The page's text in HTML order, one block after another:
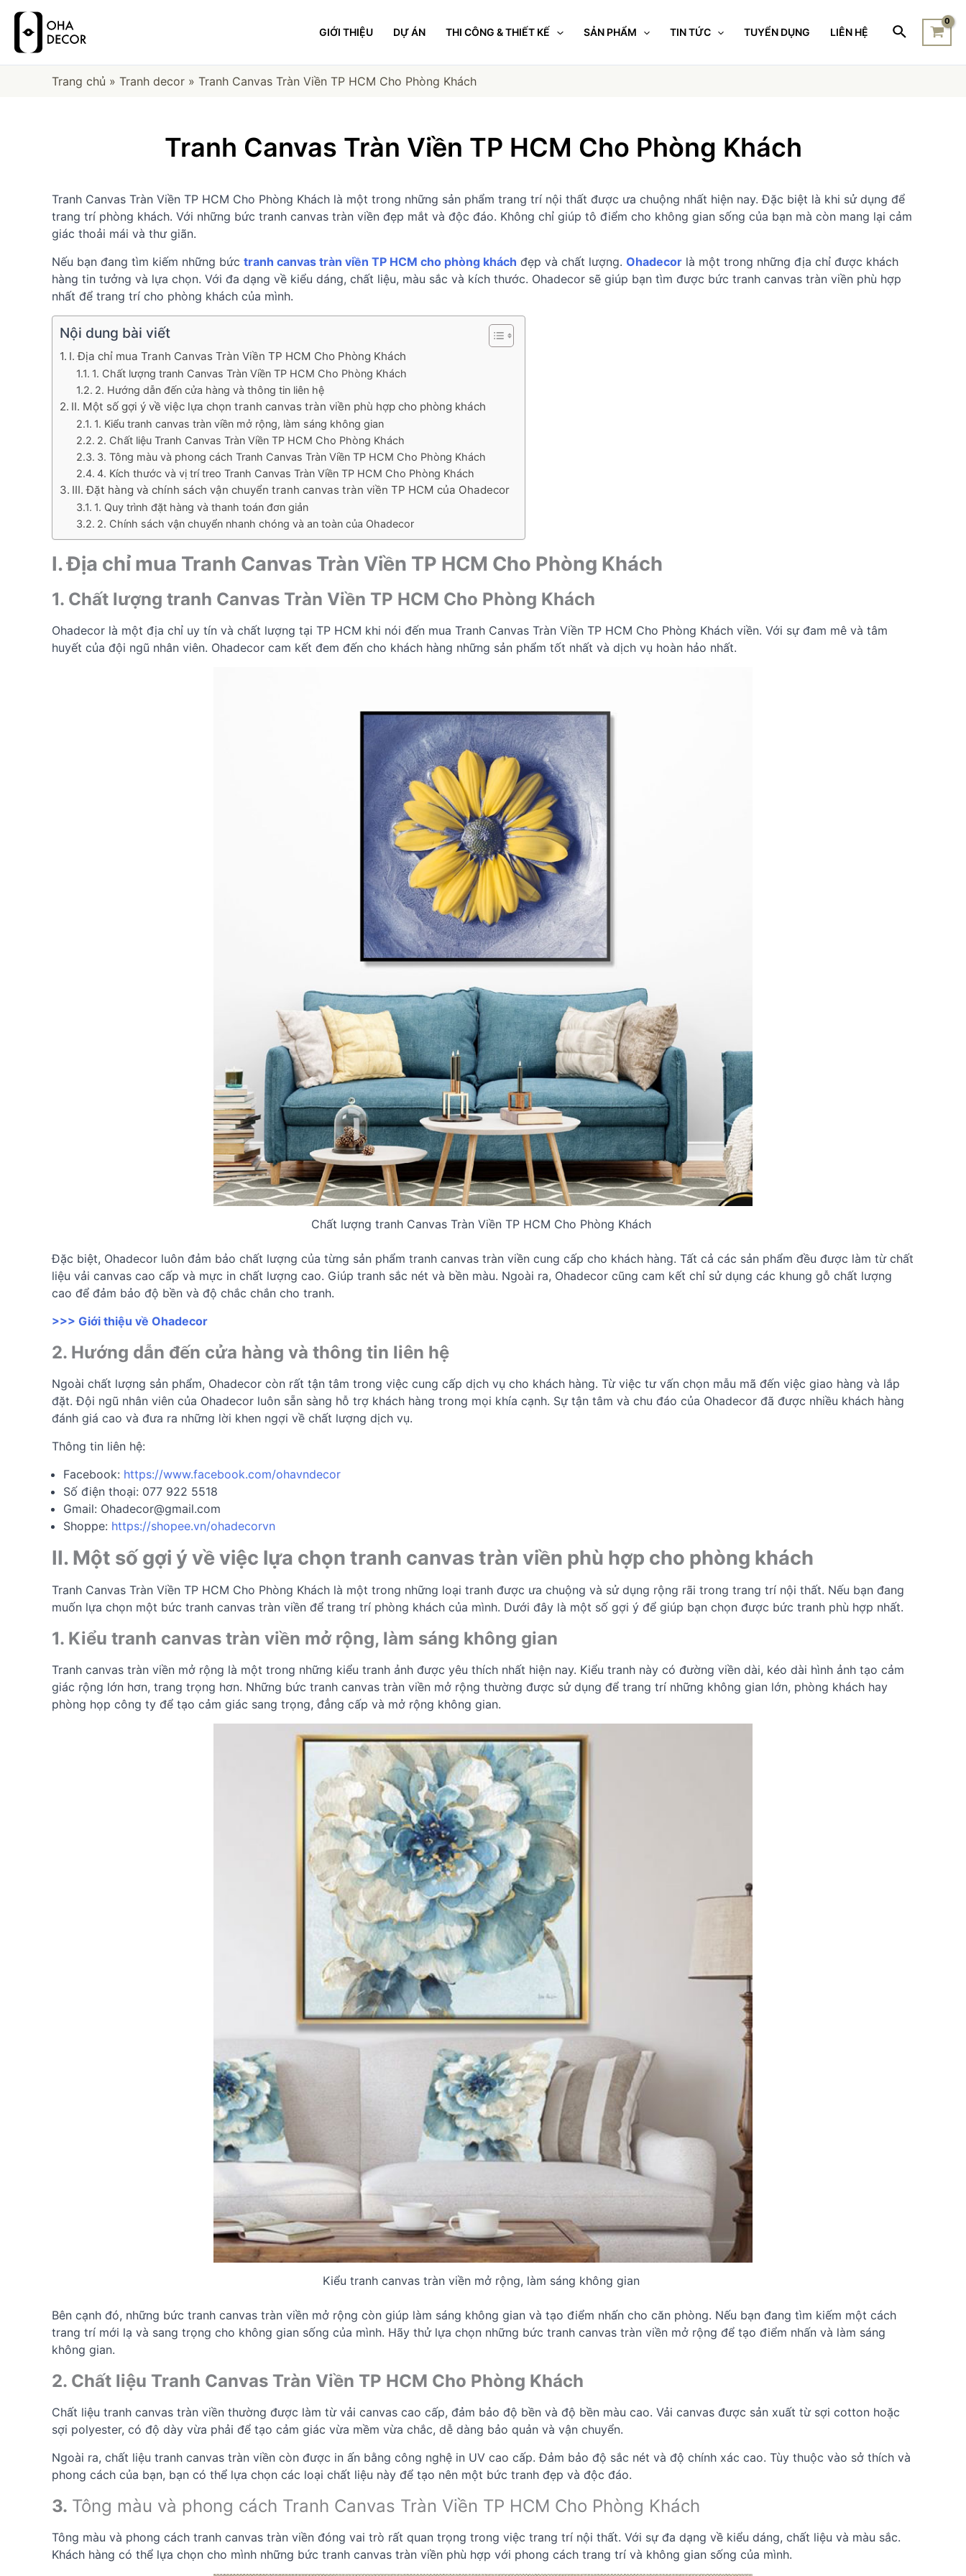
GIỚI THIỆU DỰ ÁN THI CÔNG & THIẾT KẾ SẢN PHẨM TIN TỨC TUYỂN DỤNG LIÊN HỆ
Trang chủ » Tranh decor » Tranh Canvas Tràn Viền TP HCM Cho Phòng Khách
Tranh Canvas Tràn Viền TP HCM Cho Phòng Khách
Tranh Canvas Tràn Viền TP HCM Cho Phòng Khách là một trong những sản phẩm trang trí nội thất được ưa chuộng nhất hiện nay. Đặc biệt là khi sử dụng để
trang trí phòng khách. Với những bức tranh canvas tràn viền đẹp mắt và độc đáo. Không chỉ giúp tô điểm cho không gian sống của bạn mà còn mang lại cảm
giác thoải mái và thư giãn.
Nếu bạn đang tìm kiếm những bức tranh canvas tràn viền TP HCM cho phòng khách đẹp và chất lượng. Ohadecor là một trong những địa chỉ được khách
hàng tin tưởng và lựa chọn. Với đa dạng về kiểu dáng, chất liệu, màu sắc và kích thước. Ohadecor sẽ giúp bạn tìm được bức tranh canvas tràn viền phù hợp
nhất để trang trí cho phòng khách của mình.
Nội dung bài viết
I. Địa chỉ mua Tranh Canvas Tràn Viền TP HCM Cho Phòng Khách
1. Chất lượng tranh Canvas Tràn Viền TP HCM Cho Phòng Khách
2. Hướng dẫn đến cửa hàng và thông tin liên hệ
II. Một số gợi ý về việc lựa chọn tranh canvas tràn viền phù hợp cho phòng khách
1. Kiểu tranh canvas tràn viền mở rộng, làm sáng không gian
2. Chất liệu Tranh Canvas Tràn Viền TP HCM Cho Phòng Khách
3. Tông màu và phong cách Tranh Canvas Tràn Viền TP HCM Cho Phòng Khách
4. Kích thước và vị trí treo Tranh Canvas Tràn Viền TP HCM Cho Phòng Khách
III. Đặt hàng và chính sách vận chuyển tranh canvas tràn viền TP HCM của Ohadecor
1. Quy trình đặt hàng và thanh toán đơn giản
2. Chính sách vận chuyển nhanh chóng và an toàn của Ohadecor
I. Địa chỉ mua Tranh Canvas Tràn Viền TP HCM Cho Phòng Khách
1. Chất lượng tranh Canvas Tràn Viền TP HCM Cho Phòng Khách
Ohadecor là một địa chỉ uy tín và chất lượng tại TP HCM khi nói đến mua Tranh Canvas Tràn Viền TP HCM Cho Phòng Khách viền. Với sự đam mê và tâm
huyết của đội ngũ nhân viên. Ohadecor cam kết đem đến cho khách hàng những sản phẩm tốt nhất và dịch vụ hoàn hảo nhất.
Chất lượng tranh Canvas Tràn Viền TP HCM Cho Phòng Khách
Đặc biệt, Ohadecor luôn đảm bảo chất lượng của từng sản phẩm tranh canvas tràn viền cung cấp cho khách hàng. Tất cả các sản phẩm đều được làm từ chất
liệu vải canvas cao cấp và mực in chất lượng cao. Giúp tranh sắc nét và bền màu. Ngoài ra, Ohadecor cũng cam kết chỉ sử dụng các khung gỗ chất lượng
cao để đảm bảo độ bền và độ chắc chắn cho tranh.
>>> Giới thiệu về Ohadecor
2. Hướng dẫn đến cửa hàng và thông tin liên hệ
Ngoài chất lượng sản phẩm, Ohadecor còn rất tận tâm trong việc cung cấp dịch vụ cho khách hàng. Từ việc tư vấn chọn mẫu mã đến việc giao hàng và lắp
đặt. Đội ngũ nhân viên của Ohadecor luôn sẵn sàng hỗ trợ khách hàng trong mọi khía cạnh. Sự tận tâm và chu đáo của Ohadecor đã được nhiều khách hàng
đánh giá cao và đưa ra những lời khen ngợi về chất lượng dịch vụ.
Thông tin liên hệ:
Facebook: https://www.facebook.com/ohavndecor
Số điện thoại: 077 922 5518
Gmail: Ohadecor@gmail.com
Shoppe: https://shopee.vn/ohadecorvn
II. Một số gợi ý về việc lựa chọn tranh canvas tràn viền phù hợp cho phòng khách
Tranh Canvas Tràn Viền TP HCM Cho Phòng Khách là một trong những loại tranh được ưa chuộng và sử dụng rộng rãi trong trang trí nội thất. Nếu bạn đang
muốn lựa chọn một bức tranh canvas tràn viền để trang trí phòng khách của mình. Dưới đây là một số gợi ý để giúp bạn chọn được bức tranh phù hợp nhất.
1. Kiểu tranh canvas tràn viền mở rộng, làm sáng không gian
Tranh canvas tràn viền mở rộng là một trong những kiểu tranh ảnh được yêu thích nhất hiện nay. Kiểu tranh này có đường viền dài, kéo dài hình ảnh tạo cảm
giác rộng lớn hơn, trang trọng hơn. Những bức tranh canvas tràn viền mở rộng thường được sử dụng để trang trí những không gian lớn, phòng khách hay
phòng họp công ty để tạo cảm giác sang trọng, đẳng cấp và mở rộng không gian.
Kiểu tranh canvas tràn viền mở rộng, làm sáng không gian
Bên cạnh đó, những bức tranh canvas tràn viền mở rộng còn giúp làm sáng không gian và tạo điểm nhấn cho căn phòng. Nếu bạn đang tìm kiếm một cách
trang trí mới lạ và sang trọng cho không gian sống của mình. Hãy thử lựa chọn những bức tranh canvas tràn viền mở rộng để tạo điểm nhấn và làm sáng
không gian.
2. Chất liệu Tranh Canvas Tràn Viền TP HCM Cho Phòng Khách
Chất liệu tranh canvas tràn viền thường được làm từ vải canvas cao cấp, đảm bảo độ bền và độ bền màu cao. Vải canvas được sản xuất từ sợi cotton hoặc
sợi polyester, có độ dày vừa phải để tạo cảm giác vừa mềm vừa chắc, dễ dàng bảo quản và vận chuyển.
Ngoài ra, chất liệu tranh canvas tràn viền còn được in ấn bằng công nghệ in UV cao cấp. Đảm bảo độ sắc nét và độ chính xác cao. Tùy thuộc vào sở thích và
phong cách của bạn, bạn có thể lựa chọn các loại chất liệu này để tạo nên một bức tranh đẹp và độc đáo.
3. Tông màu và phong cách Tranh Canvas Tràn Viền TP HCM Cho Phòng Khách
Tông màu và phong cách tranh canvas tràn viền đóng vai trò rất quan trọng trong việc trang trí nội thất. Với sự đa dạng về kiểu dáng, chất liệu và màu sắc.
Khách hàng có thể lựa chọn cho mình những bức tranh canvas tràn viền phù hợp với phong cách trang trí và không gian sống của mình.